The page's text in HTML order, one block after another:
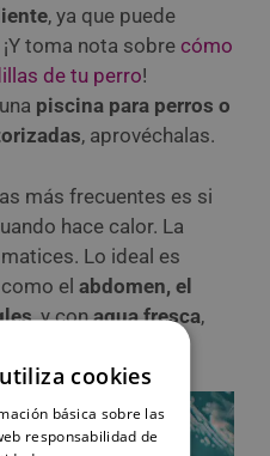
, ya que puede
toma nota sobre cómo
de tu perro!
piscina para perros o
, aprovéchalas.
más frecuentes es si
hace calor. La
Lo ideal es
el abdomen, el
, y conagua fresca,
cookies
básica sobre las
responsabilidad de